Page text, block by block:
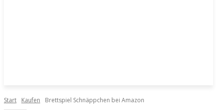
Start Kaufen Brettspiel Schnäppchen bei Amazon